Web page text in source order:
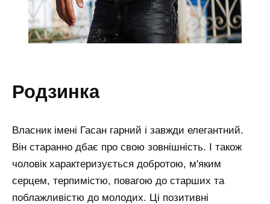
родзинка
Власник імені Гасан гарний і завжди елегантний.
Він старанно дбає про свою зовнішність. І також
чоловік характеризується добротою, м'яким
серцем, терпимістю, повагою до старших та
поблажливістю до молодих. Ці позитивні